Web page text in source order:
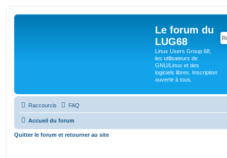
Le forum du
LUG68
Linux Users Group 68,
les utilisateurs de
GNU/Linux et des
logiciels libres. Inscription
ouverte à tous.
Raccourcis FAQ
Accueil du forum
Quitter le forum et retourner au site